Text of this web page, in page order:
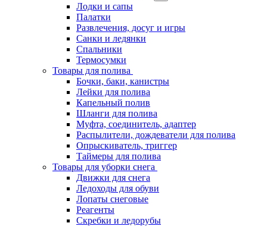
Лодки и сапы
Палатки
Развлечения, досуг и игры
Санки и ледянки
Спальники
Термосумки
Товары для полива
Бочки, баки, канистры
Лейки для полива
Капельный полив
Шланги для полива
Муфта, соединитель, адаптер
Распылители, дождеватели для полива
Опрыскиватель, триггер
Таймеры для полива
Товары для уборки снега
Движки для снега
Ледоходы для обуви
Лопаты снеговые
Реагенты
Скребки и ледорубы